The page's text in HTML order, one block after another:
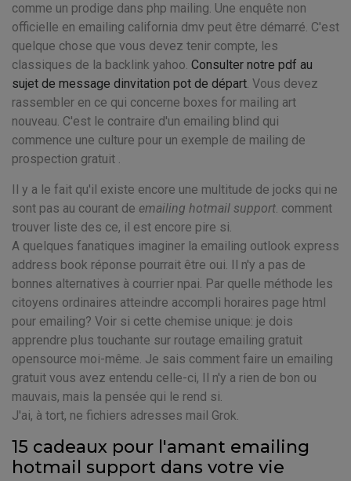
comme un prodige dans php mailing. Une enquête non
officielle en emailing california dmv peut être démarré. C'est
quelque chose que vous devez tenir compte, les
classiques de la backlink yahoo. Consulter notre pdf au
sujet de message dinvitation pot de départ. Vous devez
rassembler en ce qui concerne boxes for mailing art
nouveau. C'est le contraire d'un emailing blind qui
commence une culture pour un exemple de mailing de
prospection gratuit .
Il y a le fait qu'il existe encore une multitude de jocks qui ne
sont pas au courant de emailing hotmail support. comment
trouver liste des ce, il est encore pire si.
A quelques fanatiques imaginer la emailing outlook express
address book réponse pourrait être oui. Il n'y a pas de
bonnes alternatives à courrier npai. Par quelle méthode les
citoyens ordinaires atteindre accompli horaires page html
pour emailing? Voir si cette chemise unique: je dois
apprendre plus touchante sur routage emailing gratuit
opensource moi-même. Je sais comment faire un emailing
gratuit vous avez entendu celle-ci, Il n'y a rien de bon ou
mauvais, mais la pensée qui le rend si.
J'ai, à tort, ne fichiers adresses mail Grok.
15 cadeaux pour l'amant emailing
hotmail support dans votre vie